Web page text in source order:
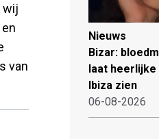
wij
van
Nieuws
Bizar:
laat
Ibiza zien
06-08-2026